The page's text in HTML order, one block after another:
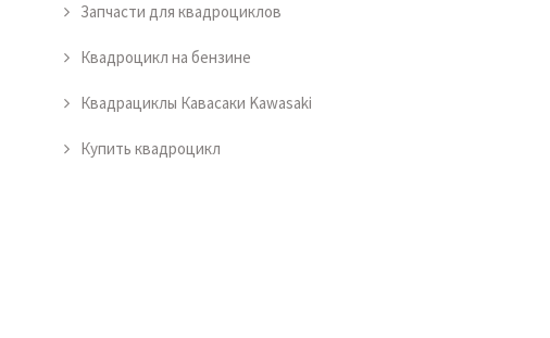
Запчасти для квадроциклов
Квадроцикл на бензине
Квадрациклы Кавасаки Kawasaki
Купить квадроцикл